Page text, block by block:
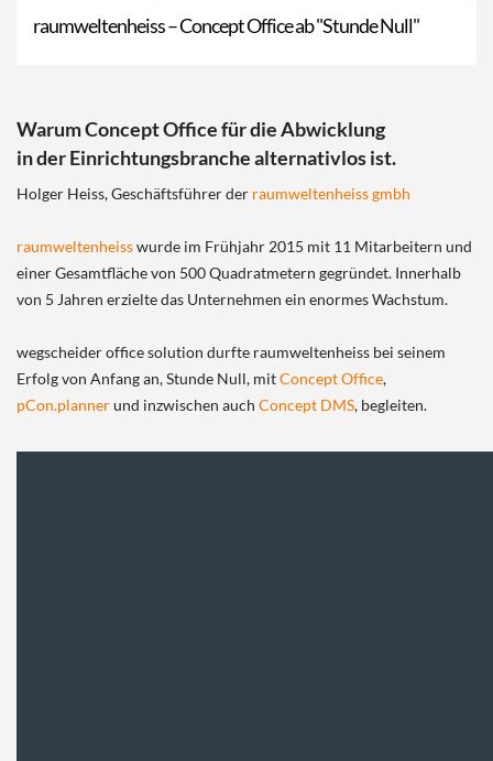
raumweltenheiss – Concept Office ab "Stunde Null"
Warum Concept Office für die Abwicklung
in der Einrichtungsbranche alternativlos ist.
Holger Heiss, Geschäftsführer der raumweltenheiss gmbh
raumweltenheisswurde im Frühjahr 2015 mit 11 Mitarbeitern und
einer Gesamtfläche von 500 Quadratmetern gegründet. Innerhalb
von 5 Jahren erzielte das Unternehmen ein enormes Wachstum.
wegscheider office solution durfte raumweltenheiss bei seinem
Erfolg von Anfang an, Stunde Null, mitConcept Office,
pCon.plannerund inzwischen auch Concept DMS, begleiten.